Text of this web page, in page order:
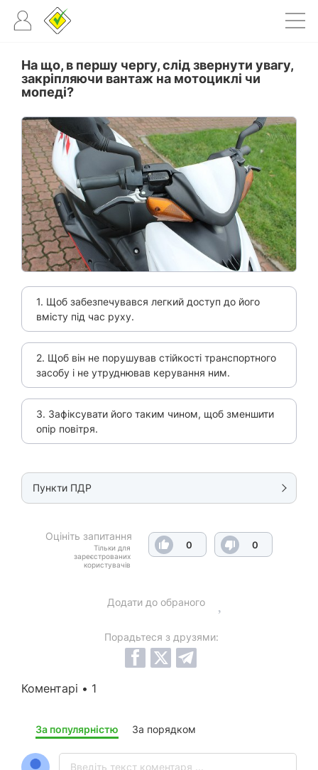
На що, в першу чергу, слід звернути увагу,
закріпляючи вантаж на мотоциклі чи
мопеді?
1. Щоб забезпечувався легкий доступ до його
вмісту під час руху.
2. Щоб він не порушував стійкості транспортного
засобу і не утруднював керування ним.
3. Зафіксувати його таким чином, щоб зменшити
опір повітря.
Пункти ПДР
Оцініть запитання
Тільки для
зареєстрованих
користувачів
0 0
Додати до обраного
Порадьтеся з друзями:
Коментарі • 1
За популярністю За порядком